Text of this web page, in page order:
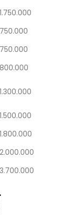
1.750.000
750.000
750.000
800.000
1.300.000
1.500.000
1.800.000
2.000.000
3.700.000